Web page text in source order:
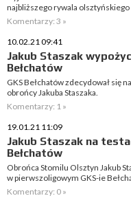
najbliższego rywala olsztyńskiego
Komentarzy: 3 »
10.02.21 09:41
Jakub Staszak
Bełchatów
GKS Bełchatów zdecydował się
obrońcy Jakuba Staszaka.
Komentarzy: 1 »
19.01.21 11:09
Jakub Staszak na
Bełchatów
Obrońca Stomilu Olsztyn Jakub
w pierwszoligowym GKS-ie
Komentarzy: 0 »